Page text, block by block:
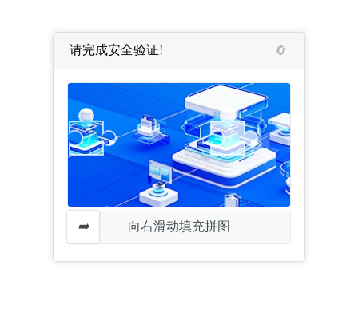
请完成安全验证!
向右滑动填充拼图